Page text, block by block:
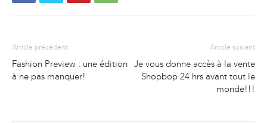
Article précédent
Fashion Preview : une édition
à ne pas manquer!
Article suivant
Je vous donne accès à la vente
Shopbop 24 hrs avant tout le
monde!!!